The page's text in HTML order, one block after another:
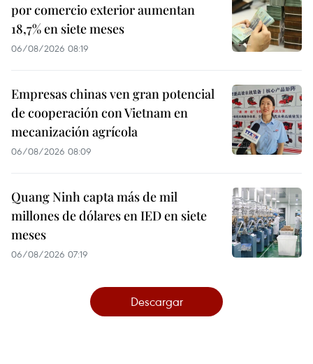
por comercio exterior aumentan
18,7% en siete meses
06/08/2026 08:19
Empresas chinas ven gran potencial
de cooperación con Vietnam en
mecanización agrícola
06/08/2026 08:09
Quang Ninh capta más de mil
millones de dólares en IED en siete
meses
06/08/2026 07:19
Descargar